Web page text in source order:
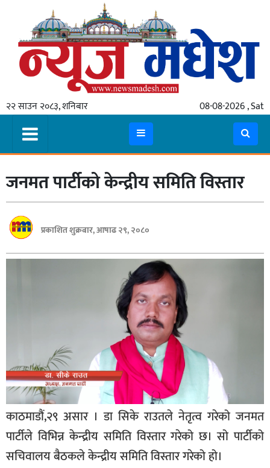
२२ साउन २०८३, शनिबार 08-08-2026 , Sat
गृहपृष्ठ
स्थानीय
प्रदेश
मधेश
प्रदेश
लुम्बिनी
गण्डकी
विशेष
राजनीति
प्रमुख
समाचार
राष्ट्रिय
जनमत पार्टीको केन्द्रीय समिति विस्तार
प्रकाशित शुक्रबार, आषाढ २९, २०८०
काठमाडौं,२९ असार । डा सिके राउतले नेतृत्व गरेको जनमत
पार्टीले विभिन्न केन्द्रीय समिति विस्तार गरेको छ। सो पार्टीको
सचिवालय बैठकले केन्द्रीय समिति विस्तार गरेको हो।